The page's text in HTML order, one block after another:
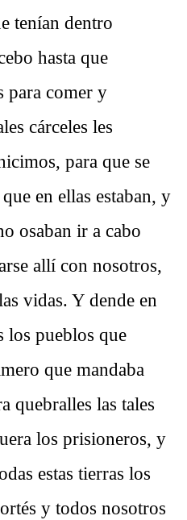
tenían dentro
hasta que
para comer y
cárceles les
para que se
en ellas estaban, y
osaban ir a cabo
allí con nosotros,
vidas. Y dende en
los pueblos que
que mandaba
quebralles las tales
los prisioneros, y
estas tierras los
y todos nosotros